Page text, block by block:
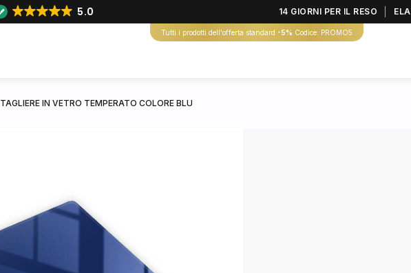
5.0 14 GIORNI PER IL RESO
Tutti i prodotti dell'offerta standard -5% Codice: PROMO5
TAGLIERE IN VETRO TEMPERATO COLORE BLU